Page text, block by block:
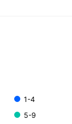
1-4
5-9